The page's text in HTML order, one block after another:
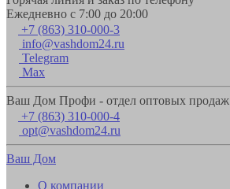
Ежедневно с 7:00 до 20:00
+7 (863) 310-000-3
info@vashdom24.ru
Telegram
Max
Ваш Дом Профи - отдел оптовых продаж
+7 (863) 310-000-4
opt@vashdom24.ru
Ваш Дом
О компании